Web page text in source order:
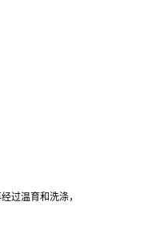
过温育和洗涤，